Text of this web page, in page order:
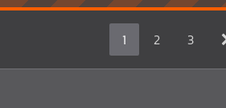
1 2 3